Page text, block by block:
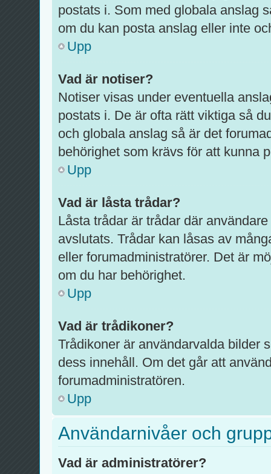
postats i. Som med globala anslag
om du kan posta anslag eller inte
Upp
Vad är notiser?
Notiser visas under eventuella
postats i. De är ofta rätt viktiga så
och globala anslag så är det
behörighet som krävs för att kunna
Upp
Vad är låsta trådar?
Låsta trådar är trådar där
avslutats. Trådar kan låsas av
eller forumadministratörer. Det är
om du har behörighet.
Upp
Vad är trådikoner?
Trådikoner är användarvalda bilder
dess innehåll. Om det går att
forumadministratören.
Upp
Användarnivåer och
Vad är administratörer?